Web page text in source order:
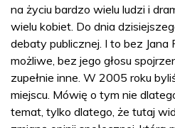
na życiu bardzo wielu ludzi i
wielu kobiet. Do dnia
debaty publicznej. I to bez Jana
możliwe, bez jego głosu
zupełnie inne. W 2005 roku
miejscu. Mówię o tym nie
temat, tylko dlatego, że tutaj